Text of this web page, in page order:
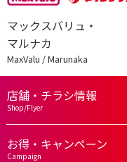
マックスバリュ・
マルナカ
MaxValu / Marunaka
店舗・チラシ情報
Shop/Flyer
お得・キャンペーン
Campaign